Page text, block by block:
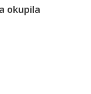
okupila